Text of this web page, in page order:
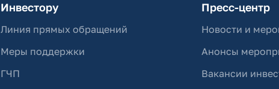
Инвестору
Линия прямых обращений
Меры поддержки
ГЧП
Пресс-центр
Новости и
Анонсы
Вакансии